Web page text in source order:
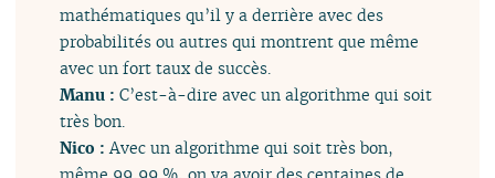
mathématiques qu’il y a derrière avec des
probabilités ou autres qui montrent que même
avec un fort taux de succès.
Manu :C’est-à-dire avec un algorithme qui soit
très bon.
Nico :Avec un algorithme qui soit très bon,
même 99,99 %, on va avoir des centaines de